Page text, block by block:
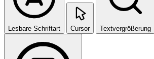
Lesbare Schriftart Cursor Textvergrößerung